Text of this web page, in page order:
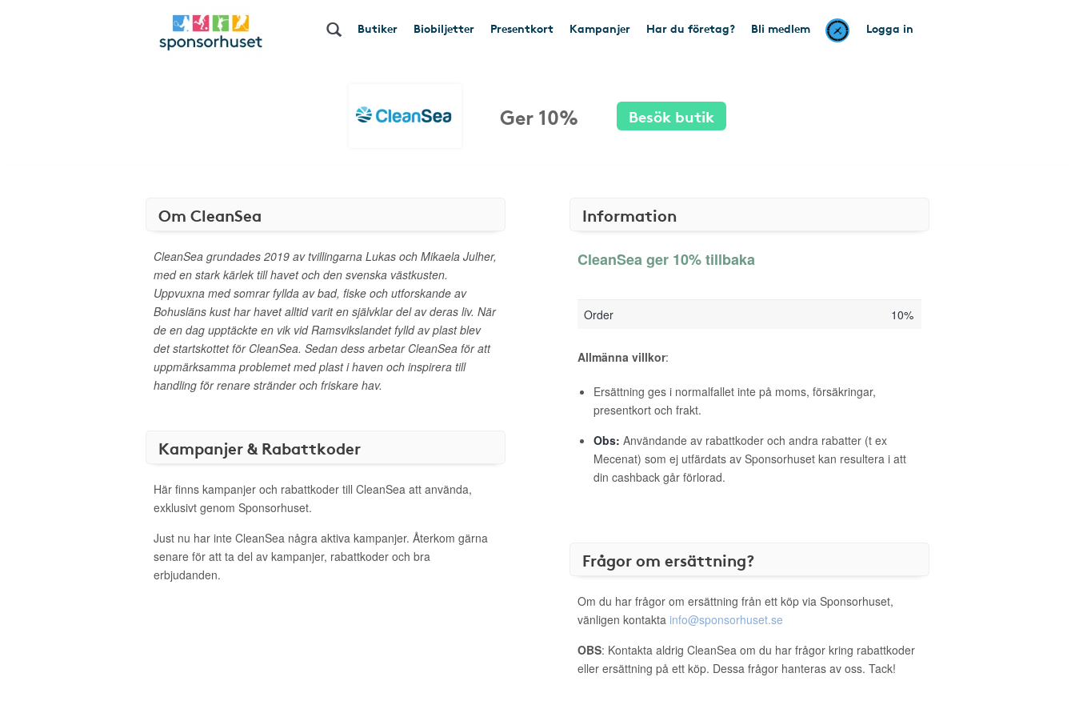
Butiker Biobiljetter Presentkort Kampanjer Har du företag? Bli medlem Logga in
Ger 10% Besök butik
Om CleanSea
CleanSea grundades 2019 av tvillingarna Lukas och Mikaela Julher,
med en stark kärlek till havet och den svenska västkusten.
Uppvuxna med somrar fyllda av bad, fiske och utforskande av
Bohusläns kust har havet alltid varit en självklar del av deras liv. När
de en dag upptäckte en vik vid Ramsvikslandet fylld av plast blev
det startskottet för CleanSea. Sedan dess arbetar CleanSea för att
uppmärksamma problemet med plast i haven och inspirera till
handling för renare stränder och friskare hav.
Kampanjer & Rabattkoder
Här finns kampanjer och rabattkoder till CleanSea att använda,
exklusivt genom Sponsorhuset.
Just nu har inte CleanSea några aktiva kampanjer. Återkom gärna
senare för att ta del av kampanjer, rabattkoder och bra
erbjudanden.
Information
CleanSea ger 10% tillbaka
Order 10%
Allmänna villkor:
Ersättning ges i normalfallet inte på moms, försäkringar,
presentkort och frakt.
Obs: Användande av rabattkoder och andra rabatter (t ex
Mecenat) som ej utfärdats av Sponsorhuset kan resultera i att
din cashback går förlorad.
Frågor om ersättning?
Om du har frågor om ersättning från ett köp via Sponsorhuset,
vänligen kontakta info@sponsorhuset.se
OBS: Kontakta aldrig CleanSea om du har frågor kring rabattkoder
eller ersättning på ett köp. Dessa frågor hanteras av oss. Tack!